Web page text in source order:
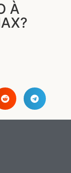
À